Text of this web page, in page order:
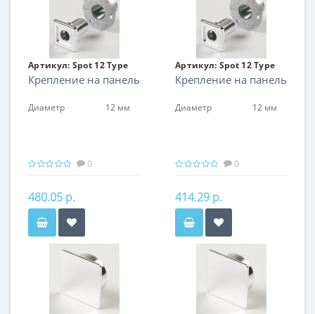
Артикул: Spot 12 Type
07
Крепление на панель
Диаметр 12 мм
0
480.05 р.
Артикул: Spot 12 Type
07
Крепление на панель
Диаметр 12 мм
0
414.29 р.